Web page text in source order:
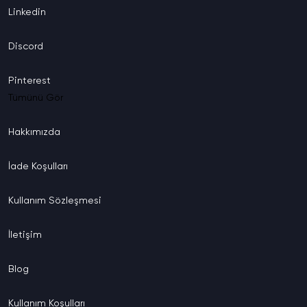
bulunmaktadır. Bu nedenle Instagram takipçi
erişmeniz mümkündür. Ücretli veya ücretsiz
adımları takip etmeniz halinde kolay şekilde
ulaşabilirsiniz. SosyalDigital instagram ücretsiz
oranınızı artırabilmeniz adına sunulur. Güvenli ve
ücretsiz takipçi paketlerimizi
sayısına hızla ulaşmak için diğer
Ücretsiz Takipçi ile Organik
Linkedin
Discord
Pinterest
Tümünü Gör
Hakkımızda
İade Koşulları
Kullanım Sözleşmesi
İletişim
Blog
Kullanım Koşulları